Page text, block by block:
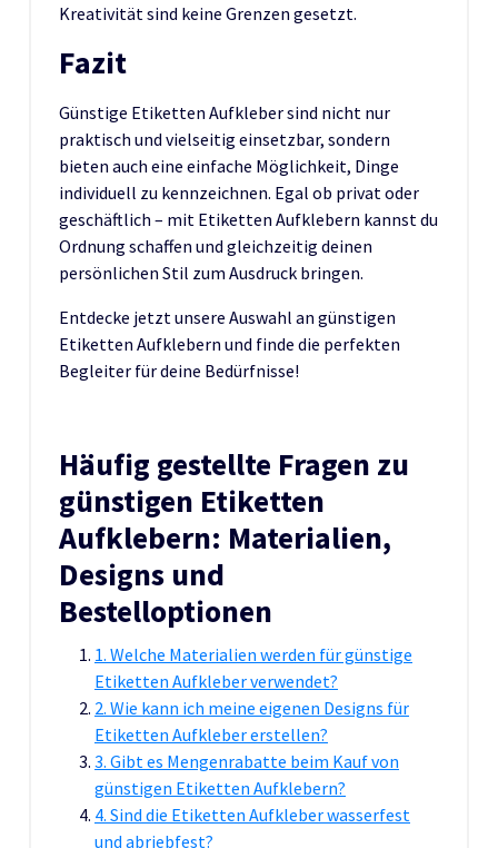
Kreativität sind keine Grenzen gesetzt.
Fazit
Günstige Etiketten Aufkleber sind nicht nur
praktisch und vielseitig einsetzbar, sondern
bieten auch eine einfache Möglichkeit, Dinge
individuell zu kennzeichnen. Egal ob privat oder
geschäftlich – mit Etiketten Aufklebern kannst du
Ordnung schaffen und gleichzeitig deinen
persönlichen Stil zum Ausdruck bringen.
Entdecke jetzt unsere Auswahl an günstigen
Etiketten Aufklebern und finde die perfekten
Begleiter für deine Bedürfnisse!
Häufig gestellte Fragen zu
günstigen Etiketten
Aufklebern: Materialien,
Designs und
Bestelloptionen
1. Welche Materialien werden für günstige
Etiketten Aufkleber verwendet?
2. Wie kann ich meine eigenen Designs für
Etiketten Aufkleber erstellen?
3. Gibt es Mengenrabatte beim Kauf von
günstigen Etiketten Aufklebern?
4. Sind die Etiketten Aufkleber wasserfest
und abriebfest?